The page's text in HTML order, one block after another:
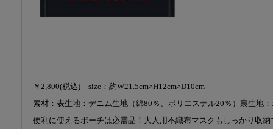
￥2,800(税込) size：約W21.5cm×H12cm×D10cm
素材：表生地：デニム生地（綿80％、ポリエステル20％）裏生地
便利に使えるポーチは必需品！大人用不織布マスクもしっかり収